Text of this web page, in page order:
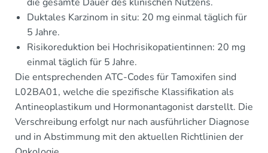
Duktales Karzinom in situ: 20 mg einmal täglich für
5 Jahre.
Risikoreduktion bei Hochrisikopatientinnen: 20 mg
einmal täglich für 5 Jahre.
Die entsprechenden ATC-Codes für Tamoxifen sind
L02BA01, welche die spezifische Klassifikation als
Antineoplastikum und Hormonantagonist darstellt. Die
Verschreibung erfolgt nur nach ausführlicher Diagnose
und in Abstimmung mit den aktuellen Richtlinien der